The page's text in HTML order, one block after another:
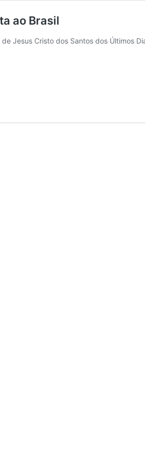
ao Brasil
Jesus Cristo dos Santos dos Últimos